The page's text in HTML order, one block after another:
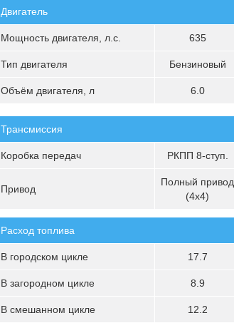
Двигатель
Мощность двигателя, л.с. 635
Тип двигателя Бензиновый
Объём двигателя, л 6.0
Трансмиссия
Коробка передач РКПП 8-ступ.
Привод
Полный привод
(4х4)
Расход топлива
В городском цикле 17.7
В загородном цикле 8.9
В смешанном цикле 12.2